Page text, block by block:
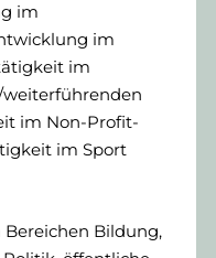
im
im
im
im Non-Profit-
im Sport
Bildung,